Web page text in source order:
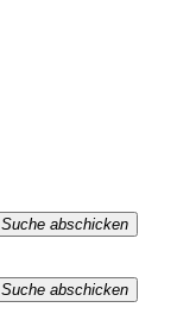
Suche abschicken
Suche abschicken